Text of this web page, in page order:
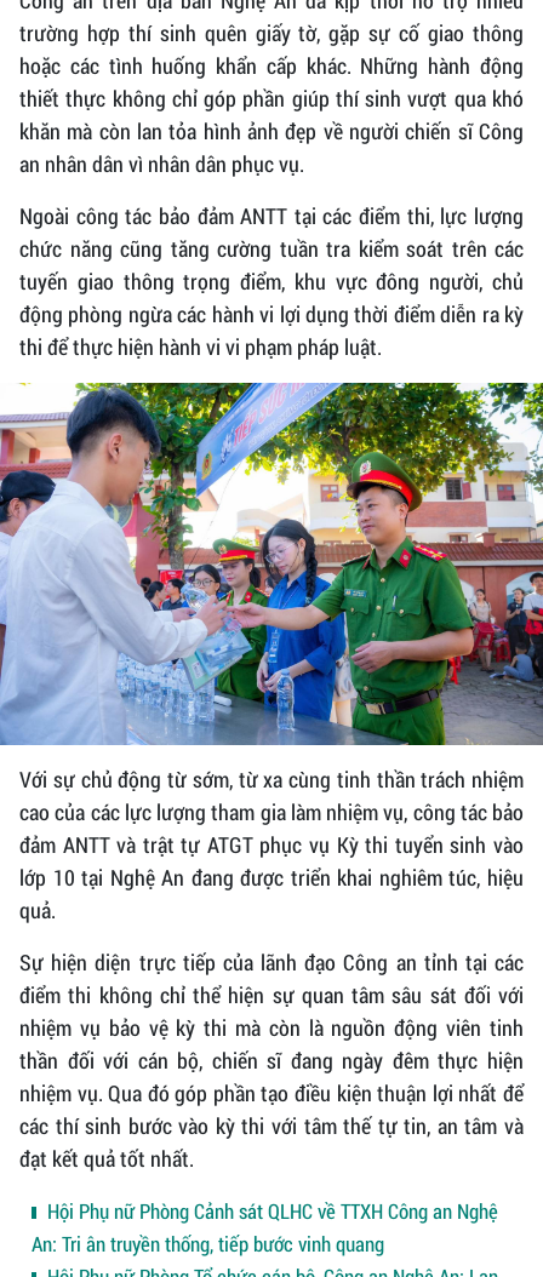
trường hợp thí sinh quên giấy tờ, gặp sự cố giao thông
hoặc các tình huống khẩn cấp khác. Những hành động
thiết thực không chỉ góp phần giúp thí sinh vượt qua khó
khăn mà còn lan tỏa hình ảnh đẹp về người chiến sĩ Công
an nhân dân vì nhân dân phục vụ.
Ngoài công tác bảo đảm ANTT tại các điểm thi, lực lượng
chức năng cũng tăng cường tuần tra kiểm soát trên các
tuyến giao thông trọng điểm, khu vực đông người, chủ
động phòng ngừa các hành vi lợi dụng thời điểm diễn ra kỳ
thi để thực hiện hành vi vi phạm pháp luật.
Với sự chủ động từ sớm, từ xa cùng tinh thần trách nhiệm
cao của các lực lượng tham gia làm nhiệm vụ, công tác bảo
đảm ANTT và trật tự ATGT phục vụ Kỳ thi tuyển sinh vào
lớp 10 tại Nghệ An đang được triển khai nghiêm túc, hiệu
quả.
Sự hiện diện trực tiếp của lãnh đạo Công an tỉnh tại các
điểm thi không chỉ thể hiện sự quan tâm sâu sát đối với
nhiệm vụ bảo vệ kỳ thi mà còn là nguồn động viên tinh
thần đối với cán bộ, chiến sĩ đang ngày đêm thực hiện
nhiệm vụ. Qua đó góp phần tạo điều kiện thuận lợi nhất để
các thí sinh bước vào kỳ thi với tâm thế tự tin, an tâm và
đạt kết quả tốt nhất.
Hội Phụ nữ Phòng Cảnh sát QLHC về TTXH Công an Nghệ
An: Tri ân truyền thống, tiếp bước vinh quang